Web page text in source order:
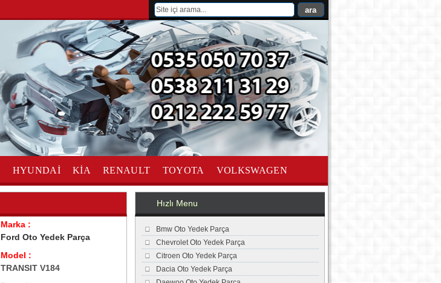
HYUNDAİ KİA RENAULT TOYOTA VOLKSWAGEN
Marka :
Ford Oto Yedek Parça
Model :
TRANSIT V184
Hızlı Menu
Bmw Oto Yedek Parça
Chevrolet Oto Yedek Parça
Citroen Oto Yedek Parça
Dacia Oto Yedek Parça